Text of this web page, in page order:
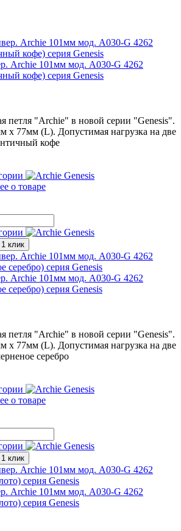
Archie 101мм мод. A030-G 4262
кофе) серия Genesis
петля "Archie" в новой серии "Genesis".
х 77мм (L). Допустимая нагрузка на две
кофе
о товаре
клик
Archie 101мм мод. A030-G 4262
серебро) серия Genesis
петля "Archie" в новой серии "Genesis".
х 77мм (L). Допустимая нагрузка на две
серебро
о товаре
клик
Archie 101мм мод. A030-G 4262
серия Genesis